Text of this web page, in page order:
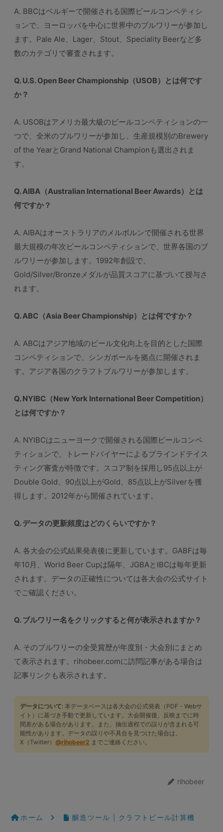
A. BBCはベルギーで開催される国際ビールコンペティシ
ョンで、ヨーロッパを中心に世界中のブルワリーが参加し
ます。Pale Ale、Lager、Stout、Speciality Beerなど多
数のカテゴリで審査されます。
Q. U.S. Open Beer Championship（USOB）とは何です
か？
A. USOBはアメリカ最大級のビールコンペティションの一
つで、全米のブルワリーが参加し、生産規模別のBrewery
of the YearとGrand National Championも選出されま
す。
Q. AIBA（Australian International Beer Awards）とは
何ですか？
A. AIBAはオーストラリアのメルボルンで開催される世界
最大規模の年次ビールコンペティションで、世界各国のブ
ルワリーが参加します。1992年創設で、
Gold/Silver/Bronzeメダルが品質スコアに基づいて授与さ
れます。
Q. ABC（Asia Beer Championship）とは何ですか？
A. ABCはアジア地域のビール文化向上を目的とした国際
コンペティションで、シンガポールを拠点に開催されま
す。アジア各国のクラフトブルワリーが参加します。
Q. NYIBC（New York International Beer Competition）
とは何ですか？
A. NYIBCはニューヨークで開催される国際ビールコンペ
ティションで、トレードバイヤーによるブラインドテイス
ティング審査が特徴です。スコア制を採用し95点以上が
Double Gold、90点以上がGold、85点以上がSilverを獲
得します。2012年から開催されています。
Q. データの更新頻度はどのくらいですか？
A. 各大会の公式結果発表後に更新しています。GABFは毎
年10月、World Beer Cupは隔年、JGBAとIBCは毎年更新
されます。データの正確性については各大会の公式サイト
でご確認ください。
Q. ブルワリー名をクリックすると何が表示されますか？
A. そのブルワリーの全受賞歴が年度別・大会別にまとめ
て表示されます。rihobeer.comに訪問記事がある場合は
記事リンクも表示されます。
データについて: 本データベースは各大会の公式発表（PDF・Webサ
イト）に基づき手動で更新しています。大会開催後、反映までに時
間差がある場合があります。また、抽出過程での誤りが含まれる可
能性があります。データの誤りや不具合を見つけた場合は、
X（Twitter） @rihobeer2 までご連絡ください。
rihobeer
ホーム 醸造ツール | クラフトビール計算機